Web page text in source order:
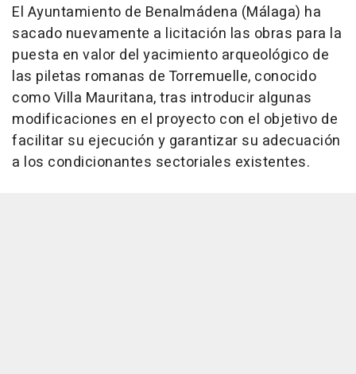
El Ayuntamiento de Benalmádena (Málaga) ha
sacado nuevamente a licitación las obras para la
puesta en valor del yacimiento arqueológico de
las piletas romanas de Torremuelle, conocido
como Villa Mauritana, tras introducir algunas
modificaciones en el proyecto con el objetivo de
facilitar su ejecución y garantizar su adecuación
a los condicionantes sectoriales existentes.